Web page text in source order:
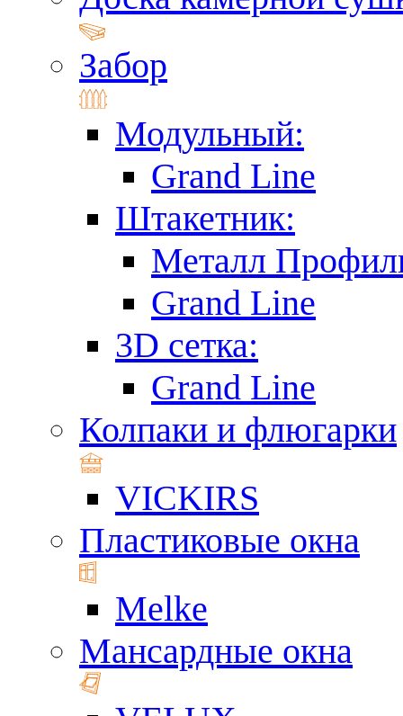
Забор
Модульный:
Grand Line
Штакетник:
Металл
Grand Line
3D сетка:
Grand Line
Колпаки и флюгарки
VICKIRS
Пластиковые окна
Melke
Мансардные окна